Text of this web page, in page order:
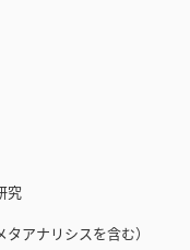
究
ナリシスを含む）